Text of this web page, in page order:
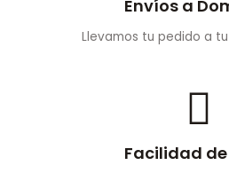
Envíos a
Llevamos tu pedido a
Facilidad